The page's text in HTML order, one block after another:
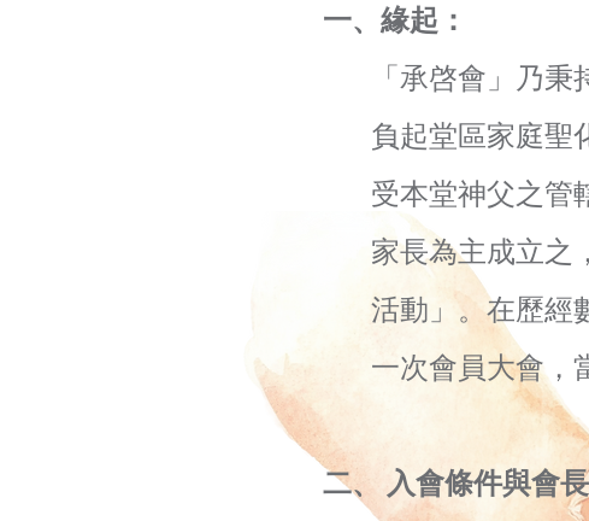
一、緣起：
「承啓會」乃
負起堂區家庭聖
受本堂神父之管
家長為主成立之
活動」。在歷經
一次會員大會，
二、 入會條件與會